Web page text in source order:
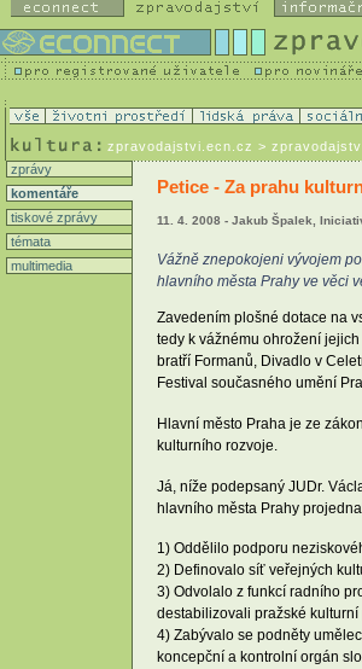
zpravodajstvi.ecn.cz >
zprávy
komentáře
tiskové zprávy
témata
multimedia
Petice - Za prahu
11. 4. 2008 - Jakub Špalek,
Vážně znepokojeni vývojem
hlavního města Prahy ve věci
Zavedením plošné dotace na
tedy k vážnému ohrožení
bratří Formanů, Divadlo v
Festival současného umění
Hlavní město Praha je ze
kulturního rozvoje.
Já, níže podepsaný JUDr.
hlavního města Prahy
1) Oddělilo podporu
2) Definovalo síť veřejných
3) Odvolalo z funkcí radního
destabilizovali pražské
4) Zabývalo se podněty
koncepční a kontrolní orgán